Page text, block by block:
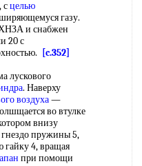
, сцелью
газу.
и снабжен
20 с
[c.352]
лускового
. Наверху
воздуха—
во втулке
внизу
гнездо пружины 5,
4, вращая
при помощи